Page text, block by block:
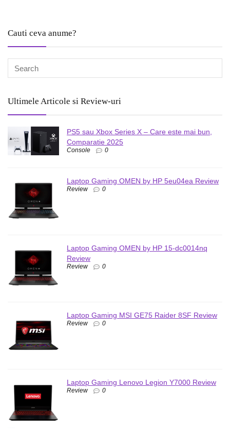
Cauti ceva anume?
Ultimele Articole si Review-uri
PS5 sau Xbox Series X – Care este mai bun,
Comparatie 2025
Console 0
Laptop Gaming OMEN by HP 5eu04ea Review
Review 0
Laptop Gaming OMEN by HP 15-dc0014nq
Review
Review 0
Laptop Gaming MSI GE75 Raider 8SF Review
Review 0
Laptop Gaming Lenovo Legion Y7000 Review
Review 0